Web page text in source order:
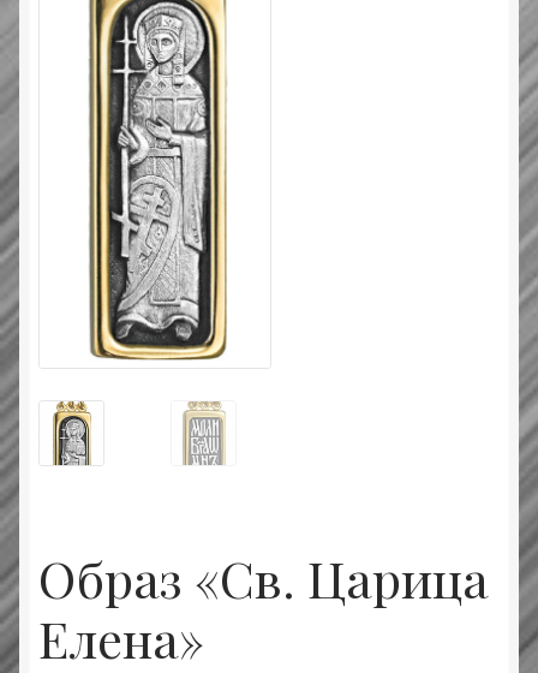
Типовой договор
Контактная информация
Оплата и доставка
Православные подарки
Сертификат
Образ «Св. Царица
Елена»